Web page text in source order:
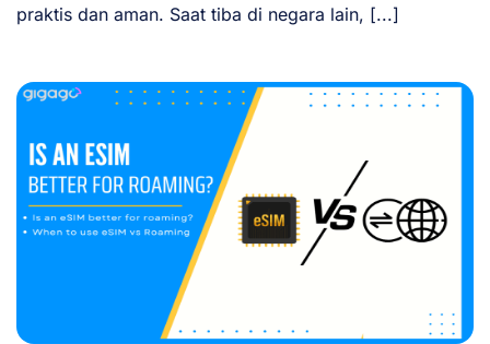
praktis dan aman. Saat tiba di negara lain, [...]